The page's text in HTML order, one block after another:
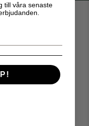
till våra senaste